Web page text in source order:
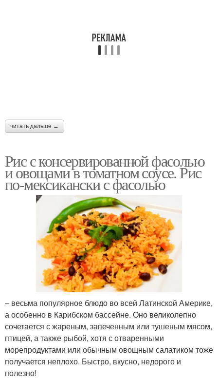
читать дальше →
Рис с консервированной фасолью
и овощами в томатном соусе. Рис
по-мексикански с фасолью
– весьма популярное блюдо во всей Латинской Америке,
а особенно в Карибском бассейне. Оно великолепно
сочетается с жареным, запеченным или тушеным мясом,
птицей, а также рыбой, хотя с отваренными
морепродуктами или обычным овощным салатиком тоже
получается неплохо. Быстро, вкусно, недорого и
полезно!